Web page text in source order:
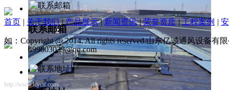
联系邮箱
499603039@qq.com
http://www.lcyctf.com/
首页 | 关于我们 | 产品展示 | 新闻资讯 | 荣誉资质 | 工程案例 |
如：Copyright @ 2014. All rights reserved.山东亿诚通风设备有